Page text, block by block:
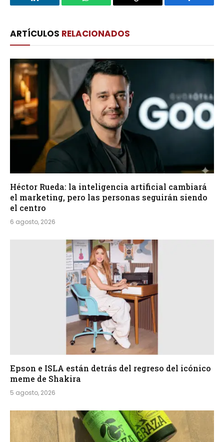
LinkedIn WhatsApp
Copy
Facebook
ARTÍCULOS RELACIONADOS
Héctor Rueda: la inteligencia artificial cambiará
el marketing, pero las personas seguirán siendo
el centro
6 agosto, 2026
Epson e ISLA están detrás del regreso del icónico
meme de Shakira
5 agosto, 2026